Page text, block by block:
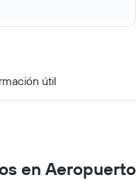
útil
en Aeropuerto